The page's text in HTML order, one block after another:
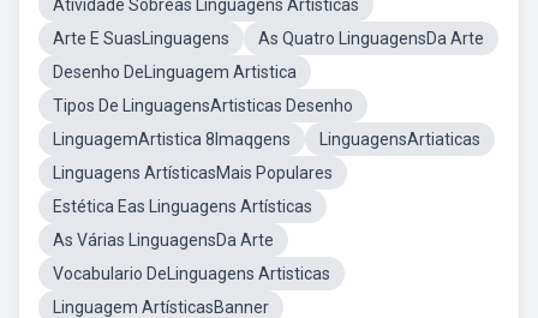
Atividade Sobreas Linguagens Artisticas
Arte E SuasLinguagens
As Quatro LinguagensDa Arte
Desenho DeLinguagem Artistica
Tipos De LinguagensArtisticas Desenho
LinguagemArtistica 8Imaqgens
LinguagensArtiaticas
Linguagens ArtísticasMais Populares
Estética Eas Linguagens Artísticas
As Várias LinguagensDa Arte
Vocabulario DeLinguagens Artisticas
Linguagem ArtísticasBanner